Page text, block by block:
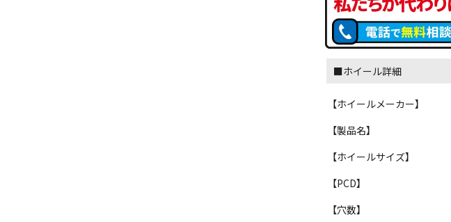
■ホイール詳細
【ホイールメーカー】
【製品名】
【ホイールサイズ】
【PCD】
【穴数】